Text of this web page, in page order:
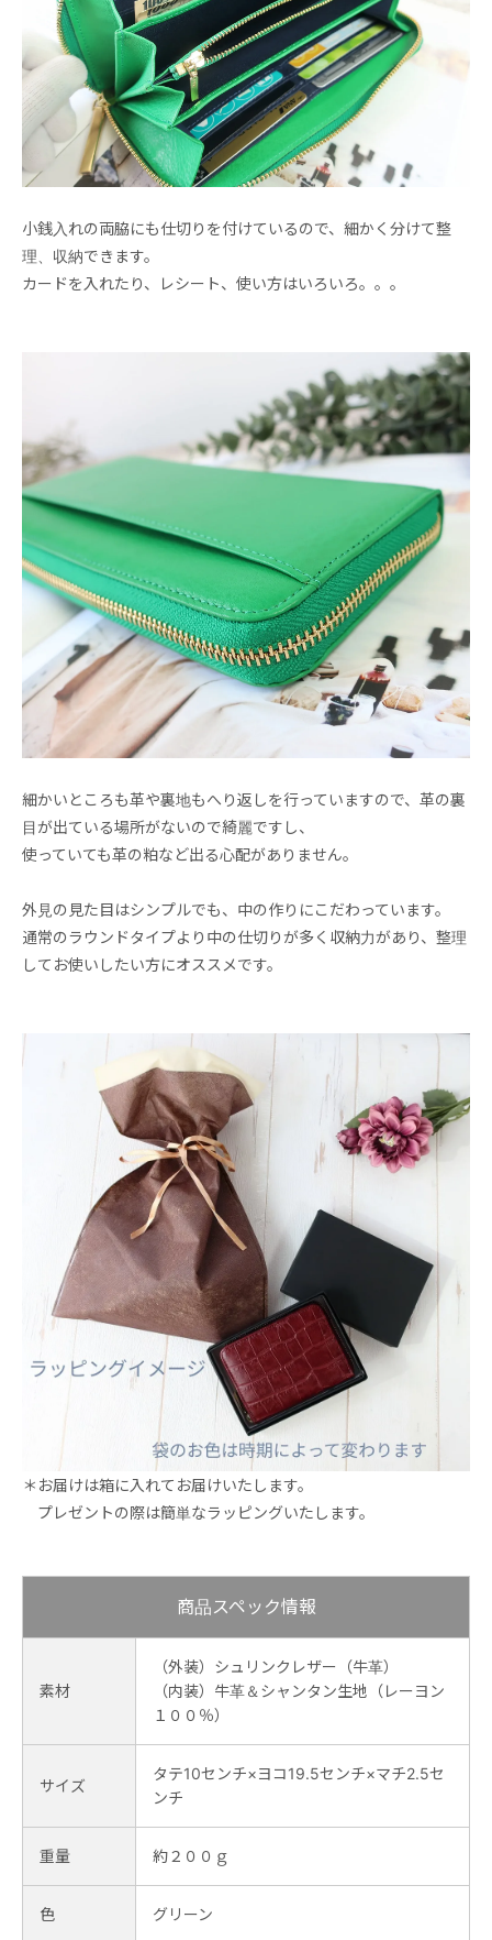
小銭入れの両脇にも仕切りを付けているので、細かく分けて整
理、収納できます。
カードを入れたり、レシート、使い方はいろいろ。。。
細かいところも革や裏地もへり返しを行っていますので、革の裏
目が出ている場所がないので綺麗ですし、
使っていても革の粕など出る心配がありません。
外見の見た目はシンプルでも、中の作りにこだわっています。
通常のラウンドタイプより中の仕切りが多く収納力があり、整理
してお使いしたい方にオススメです。
＊お届けは箱に入れてお届けいたします。
プレゼントの際は簡単なラッピングいたします。
商品スペック情報
素材
（外装）シュリンクレザー（牛革）
（内装）牛革＆シャンタン生地（レーヨン
１００％）
サイズ
タテ10センチ×ヨコ19.5センチ×マチ2.5セ
ンチ
重量 約２００ｇ
色 グリーン